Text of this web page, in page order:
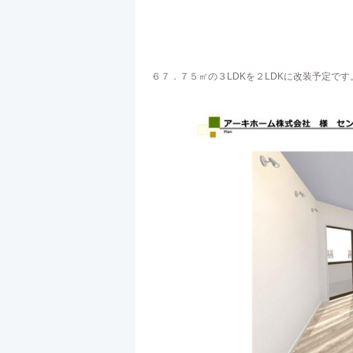
６７．７５㎡の３LDKを２LDKに改装予定です